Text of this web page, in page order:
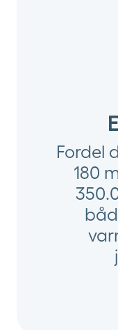
Fordel
180